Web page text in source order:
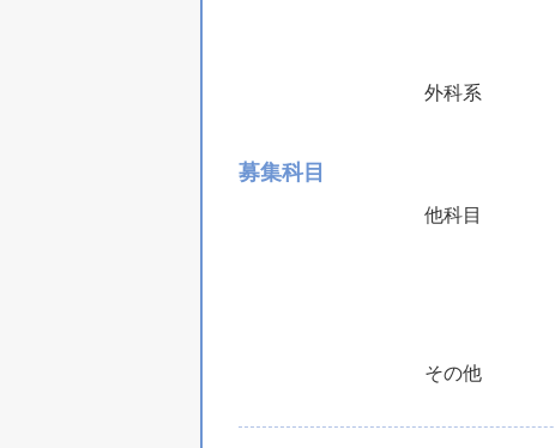
募集科目
外科系
他科目
その他